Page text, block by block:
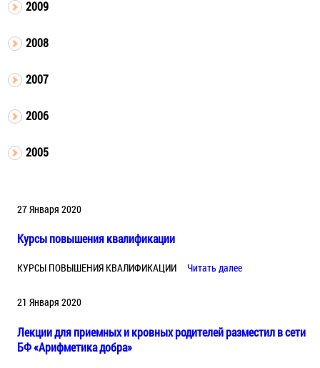
2009
2008
2007
2006
2005
27 Января 2020
Курсы повышения квалификации
КУРСЫ ПОВЫШЕНИЯ КВАЛИФИКАЦИИ Читать далее
21 Января 2020
Лекции для приемных и кровных родителей разместил в сети
БФ «Арифметика добра»